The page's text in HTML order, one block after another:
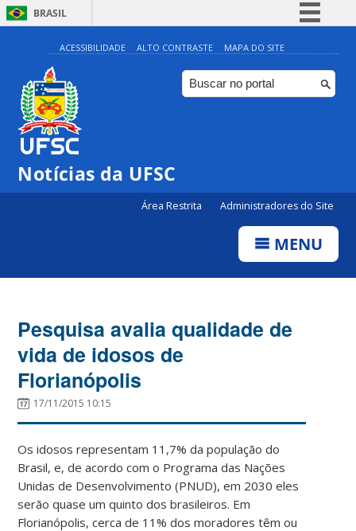
BRASIL
Simplifique!
Comunica BR
Participe
ACESSIBILIDADE ALTO CONTRASTE MAPA DO SITE
Notícias da UFSC
Área Restrita Administradores do Site
MENU
Pesquisa avalia qualidade de
vida de idosos de
Florianópolis
17/11/2015 10:15
Os idosos representam 11,7% da população do
Brasil, e, de acordo com o Programa das Nações
Unidas de Desenvolvimento (PNUD), em 2030 eles
serão quase um quinto dos brasileiros. Em
Florianópolis, cerca de 11% dos moradores têm ou